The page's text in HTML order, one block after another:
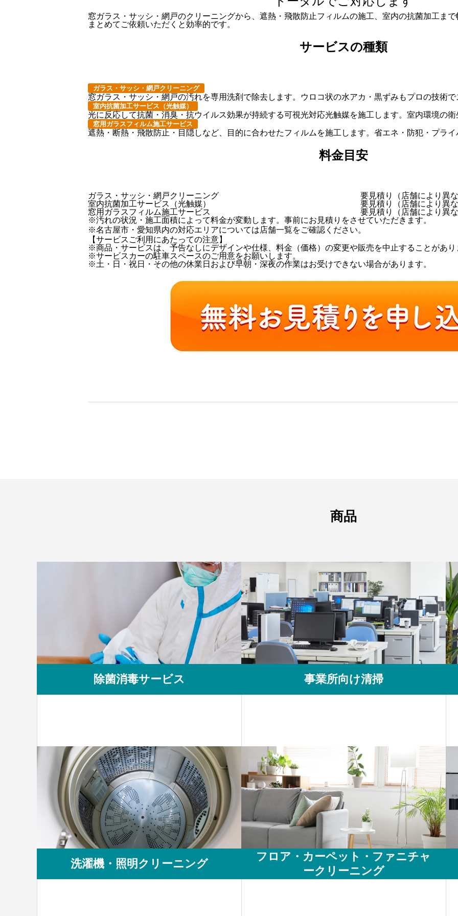
窓ガラス・サッシ・網戸のクリーニングから、遮熱・飛散防止フィルムの施工、室内の抗菌加工ま
まとめてご依頼いただくと効率的です。
サービスの種類
ガラス・サッシ・網戸クリーニング
窓ガラス・サッシ・網戸の汚れを専用洗剤で除去します。ウロコ状の水アカ・黒ずみもプロの技術
室内抗菌加工サービス（光触媒）
光に反応して抗菌・消臭・抗ウイルス効果が持続する可視光対応光触媒を施工します。室内環境の
窓用ガラスフィルム施工サービス
遮熱・断熱・飛散防止・目隠しなど、目的に合わせたフィルムを施工します。省エネ・防犯・プラ
料金目安
ガラス・サッシ・網戸クリーニング
要見積り（店舗により異
室内抗菌加工サービス（光触媒）
要見積り（店舗により異
窓用ガラスフィルム施工サービス
要見積り（店舗により異
※汚れの状況・施工面積によって料金が変動します。事前にお見積りをさせていただきます。
※名古屋市・愛知県内の対応エリアについては店舗一覧をご確認ください。
【サービスご利用にあたっての注意】
※商品・サービスは、予告なしにデザインや仕様、料金（価格）の変更や販売を中止することがあり
※サービスカーの駐車スペースのご用意をお願いします。
※土・日・祝日・その他の休業日および早朝・深夜の作業はお受けできない場合があります。
商品
除菌消毒サービス 事業所向け清掃
洗濯機・照明クリーニング
フロア・カーペット・ファニチャ
ークリーニング